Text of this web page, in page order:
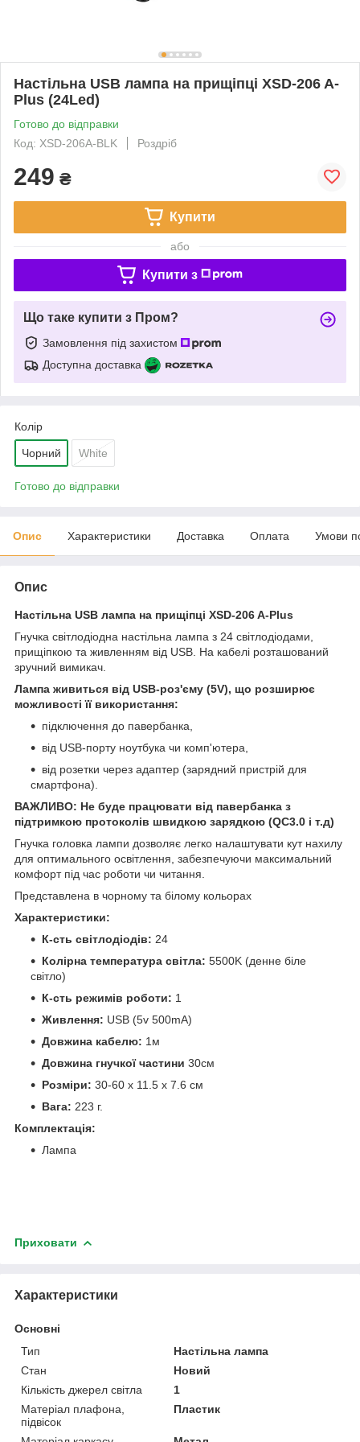
Настільна USB лампа на прищіпці XSD-206 A-
Plus (24Led)
Готово до відправки
Код: XSD-206A-BLK
Роздріб
249 ₴
Купити
або
Купити з
Що таке купити з Пром?
Замовлення під захистом
Доступна доставка
Колір
Чорний White
Готово до відправки
Опис Характеристики Доставка Оплата Умови
Опис
Настільна USB лампа на прищіпці XSD-206 A-Plus
Гнучка світлодіодна настільна лампа з 24 світлодіодами,
прищіпкою та живленням від USB. На кабелі розташований
зручний вимикач.
Лампа живиться від USB-роз'єму (5V), що розширює
можливості її використання:
підключення до павербанка,
від USB-порту ноутбука чи комп'ютера,
від розетки через адаптер (зарядний пристрій для
смартфона).
ВАЖЛИВО: Не буде працювати від павербанка з
підтримкою протоколів швидкою зарядкою (QC3.0 і т.д)
Гнучка головка лампи дозволяє легко налаштувати кут нахилу
для оптимального освітлення, забезпечуючи максимальний
комфорт під час роботи чи читання.
Представлена в чорному та білому кольорах
Характеристики:
К-сть світлодіодів: 24
Колірна температура світла: 5500K (денне біле
світло)
К-cть режимів роботи: 1
Живлення: USB (5v 500mA)
Довжина кабелю: 1м
Довжина гнучкої частини 30см
Розміри: 30-60 х 11.5 х 7.6 см
Вага: 223 г.
Комплектація:
Лампа
Приховати
Характеристики
Основні
Тип
Настільна лампа
Стан
Новий
Кількість джерел світла
1
Матеріал плафона,
підвісок
Пластик